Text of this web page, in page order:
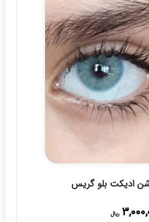
ادیکت بلو گریس
ریال